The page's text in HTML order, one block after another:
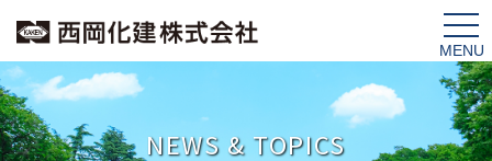
NEWS & TOPICS